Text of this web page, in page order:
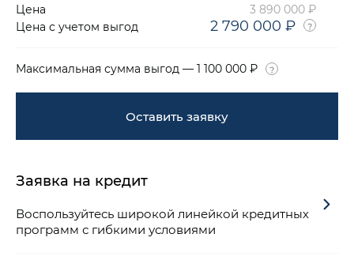
Цена
3 890 000 ₽
Цена с учетом выгод
2 790 000 ₽
Максимальная сумма выгод — 1 100 000 ₽
Оставить заявку
Заявка на кредит
Воспользуйтесь широкой линейкой кредитных
программ с гибкими условиями